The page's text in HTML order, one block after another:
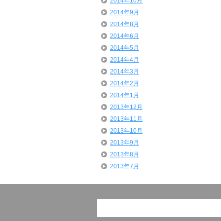
2014年9月
2014年8月
2014年6月
2014年5月
2014年4月
2014年3月
2014年2月
2014年1月
2013年12月
2013年11月
2013年10月
2013年9月
2013年8月
2013年7月